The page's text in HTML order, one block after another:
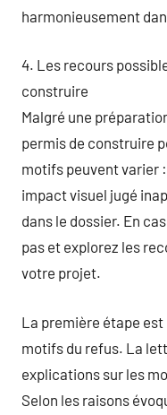
harmonieusement
4. Les recours
construire
Malgré une
permis de construire
motifs peuvent varier
impact visuel jugé
dans le dossier. En
pas et explorez les
votre projet.
La première étape
motifs du refus. La
explications sur les
Selon les raisons